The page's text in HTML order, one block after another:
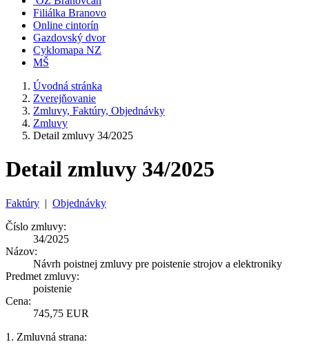
Filiálka Branovo
Online cintorín
Gazdovský dvor
Cyklomapa NZ
MŠ
Úvodná stránka
Zverejňovanie
Zmluvy, Faktúry, Objednávky
Zmluvy
Detail zmluvy 34/2025
Detail zmluvy 34/2025
Faktúry | Objednávky
Číslo zmluvy:
34/2025
Názov:
Návrh poistnej zmluvy pre poistenie strojov a elektroniky
Predmet zmluvy:
poistenie
Cena:
745,75 EUR
1. Zmluvná strana: